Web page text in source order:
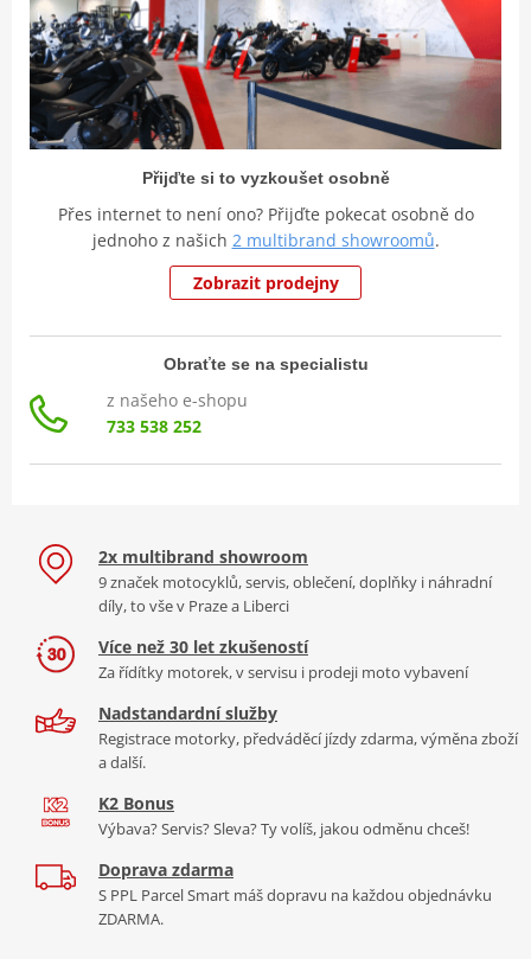
Přijďte si to vyzkoušet osobně
Přes internet to není ono? Přijďte pokecat osobně do
jednoho z našich 2 multibrand showroomů.
Zobrazit prodejny
Obraťte se na specialistu
z našeho e-shopu
733 538 252
2x multibrand showroom
9 značek motocyklů, servis, oblečení, doplňky i náhradní
díly, to vše v Praze a Liberci
Více než 30 let zkušeností
Za řídítky motorek, v servisu i prodeji moto vybavení
Nadstandardní služby
Registrace motorky, předváděcí jízdy zdarma, výměna zboží
a další.
K2 Bonus
Výbava? Servis? Sleva? Ty volíš, jakou odměnu chceš!
Doprava zdarma
S PPL Parcel Smart máš dopravu na každou objednávku
ZDARMA.